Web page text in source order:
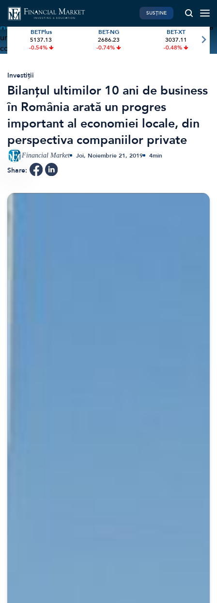
Home»Bilanțul ultimilor 10 ani de business în România arată
un progres important al economiei locale, din perspectiva
companiilor private
PIATA DE CAPITAL
Investiții
International
BVB Recap
Bursa
Acțiunea Zilei
Brokeri
FINANTE PERSONALE
Pensie & taxe
Credite
Asigurari
Start-Up
Artificial Intelligence
SUSȚINE
BETPlus
5137.13
-0.54%
BET-NG
2686.23
-0.74%
BET-XT
3037.11
-0.48%
Investiții
Bilanțul ultimilor 10 ani de business
în România arată un progres
important al economiei locale, din
perspectiva companiilor private
Financial Market Joi, Noiembrie 21, 2019 4min
Share: